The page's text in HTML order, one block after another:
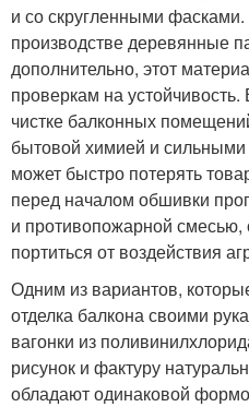
и со скругленными
производстве деревянные
дополнительно, этот
проверкам на устойчивость.
чистке балконных
бытовой химией и
может быстро потерять
перед началом обшивки
и противопожарной
портиться от воздействия
Одним из вариантов,
отделка балкона своими
вагонки из
рисунок и фактуру
обладают одинаковой